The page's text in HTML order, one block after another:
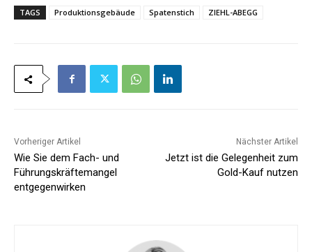
TAGS Produktionsgebäude Spatenstich ZIEHL-ABEGG
Vorheriger Artikel
Wie Sie dem Fach- und
Führungskräftemangel
entgegenwirken
Nächster Artikel
Jetzt ist die Gelegenheit zum
Gold-Kauf nutzen